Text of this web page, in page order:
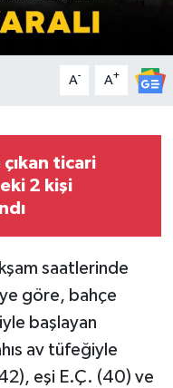
A- A+
çıkan ticari
2 kişi
saatlerinde
göre, bahçe
başlayan
av tüfeğiyle
eşi E.Ç. (40) ve